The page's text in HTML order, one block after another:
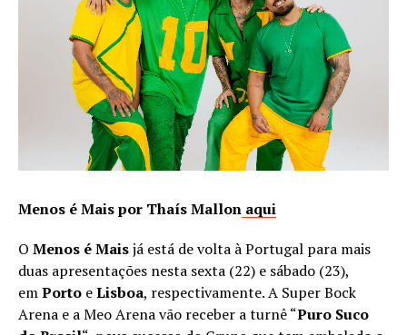
Menos é Mais por Thaís Mallon aqui
O Menos é Maisjá está de volta à Portugal para mais
duas apresentações nesta sexta (22) e sábado (23),
emPorto eLisboa, respectivamente. A Super Bock
Arena e a Meo Arena vão receber a turnê “Puro Suco